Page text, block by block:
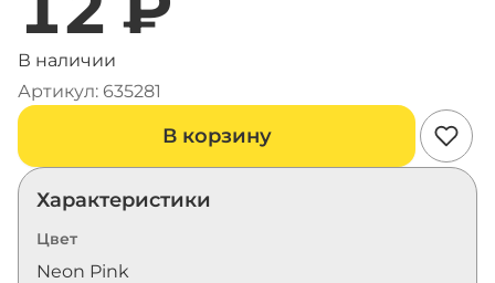
В наличии
Артикул: 635281
В корзину
Характеристики
Цвет
Neon Pink